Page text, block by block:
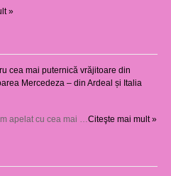
»
cea mai puternică vrăjitoare din
Mercedeza – din Ardeal și Italia
apelat cu cea mai … Citeşte mai mult »